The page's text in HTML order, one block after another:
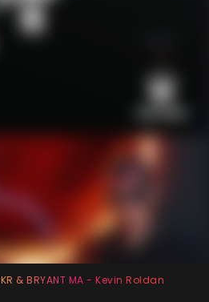
KR & BRYANT MA - Kevin Roldan